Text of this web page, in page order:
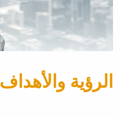
الرؤية والأهداف